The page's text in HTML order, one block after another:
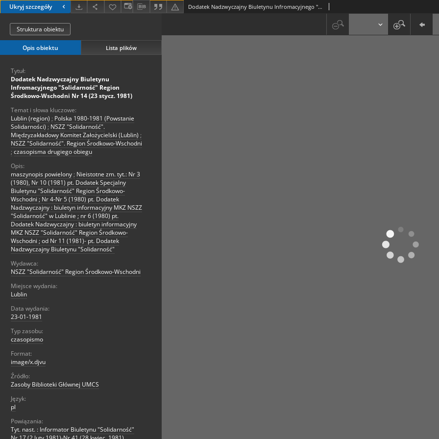
Ukryj szczegóły Dodatek Nadzwyczajny Biuletynu Infromacyjnego "Solidarność" Region Środkowo-Wschodni Nr 14 (23 stycz. 1981)
Struktura obiektu
Opis obiektu Lista plików
Tytuł:
Dodatek Nadzwyczajny Biuletynu
Infromacyjnego "Solidarność" Region
Środkowo-Wschodni Nr 14 (23 stycz. 1981)
Temat i słowa kluczowe:
Lublin (region) ; Polska 1980-1981 (Powstanie
Solidarności) ; NSZZ "Solidarność".
Międzyzakładowy Komitet Założycielski (Lublin) ;
NSZZ "Solidarność". Region Środkowo-Wschodni
; czasopisma drugiego obiegu
Opis:
maszynopis powielony ; Nieistotne zm. tyt.: Nr 3
(1980), Nr 10 (1981) pt. Dodatek Specjalny
Biuletynu "Solidarność" Region Środkowo-
Wschodni ; Nr 4-Nr 5 (1980) pt. Dodatek
Nadzwyczajny : biuletyn informacyjny MKZ NSZZ
"Solidarność" w Lublinie ; nr 6 (1980) pt.
Dodatek Nadzwyczajny : biuletyn informacyjny
MKZ NSZZ "Solidarność" Region Środkowo-
Wschodni ; od Nr 11 (1981)- pt. Dodatek
Nadzwyczajny Biuletynu "Solidarność"
Wydawca:
NSZZ "Solidarność" Region Środkowo-Wschodni
Miejsce wydania:
Lublin
Data wydania:
23-01-1981
Typ zasobu:
czasopismo
Format:
image/x.djvu
Źródło:
Zasoby Biblioteki Głównej UMCS
Język:
pl
Powiązania:
Tyt. nast. : Informator Biuletynu "Solidarność"